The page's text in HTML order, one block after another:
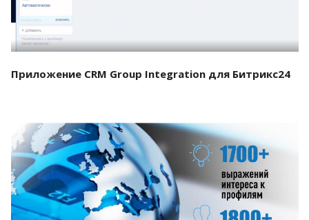
Приложение CRM Group Integration для Битрикс24